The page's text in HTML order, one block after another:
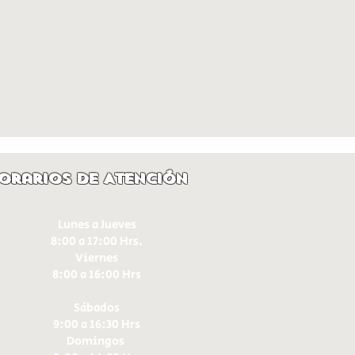
de Atención
Lunes a Jueves
8:00 a 17:00 Hrs.
Viernes
8:00 a 16:00 Hrs​
Sábados
9:00 a 16:30 Hrs
Domingos